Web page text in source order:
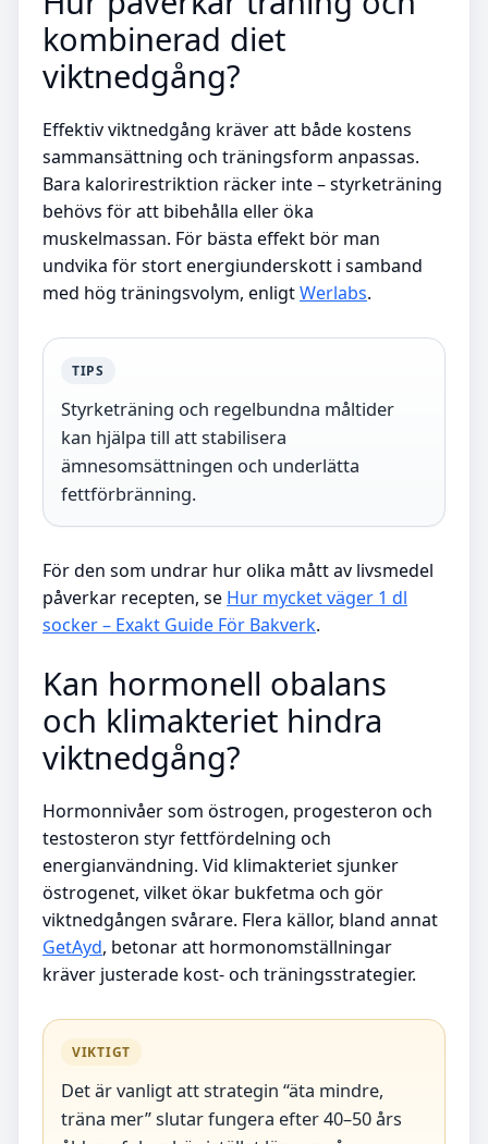
kombinerad diet
viktnedgång?
Effektiv viktnedgång kräver att både kostens
sammansättning och träningsform anpassas.
Bara kalorirestriktion räcker inte – styrketräning
behövs för att bibehålla eller öka
muskelmassan. För bästa effekt bör man
undvika för stort energiunderskott i samband
med hög träningsvolym, enligtWerlabs.
TIPS
Styrketräning och regelbundna måltider
kan hjälpa till att stabilisera
ämnesomsättningen och underlätta
fettförbränning.
För den som undrar hur olika mått av livsmedel
påverkar recepten, se Hur mycket väger 1 dl
socker – Exakt Guide För Bakverk.
Kan hormonell obalans
och klimakteriet hindra
viktnedgång?
Hormonnivåer som östrogen, progesteron och
testosteron styr fettfördelning och
energianvändning. Vid klimakteriet sjunker
östrogenet, vilket ökar bukfetma och gör
viktnedgången svårare. Flera källor, bland annat
GetAyd, betonar att hormonomställningar
kräver justerade kost- och träningsstrategier.
VIKTIGT
Det är vanligt att strategin “äta mindre,
träna mer” slutar fungera efter 40–50 års